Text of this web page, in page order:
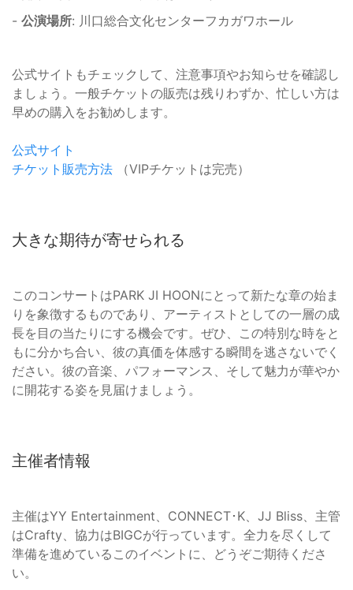
- 公演場所: 川口総合文化センターフカガワホール
公式サイトもチェックして、注意事項やお知らせを確認し
ましょう。一般チケットの販売は残りわずか、忙しい方は
早めの購入をお勧めします。
公式サイト
チケット販売方法 （VIPチケットは完売）
大きな期待が寄せられる
このコンサートはPARK JI HOONにとって新たな章の始ま
りを象徴するものであり、アーティストとしての一層の成
長を目の当たりにする機会です。ぜひ、この特別な時をと
もに分かち合い、彼の真価を体感する瞬間を逃さないでく
ださい。彼の音楽、パフォーマンス、そして魅力が華やか
に開花する姿を見届けましょう。
主催者情報
主催はYY Entertainment、CONNECT･K、JJ Bliss、主管
はCrafty、協力はBIGCが行っています。全力を尽くして
準備を進めているこのイベントに、どうぞご期待くださ
い。